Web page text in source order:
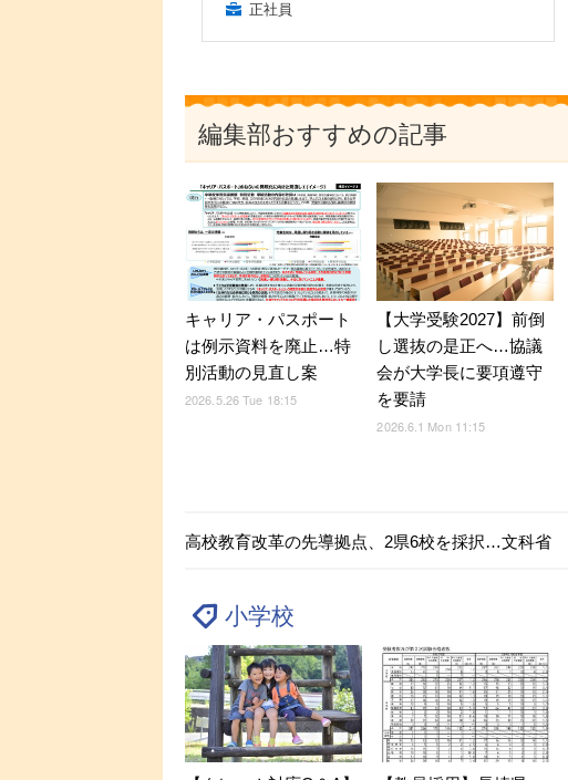
正社員
編集部おすすめの記事
キャリア・パスポート
は例示資料を廃止…特
別活動の見直し案
2026.5.26 Tue 18:15
【大学受験2027】前倒
し選抜の是正へ…協議
会が大学長に要項遵守
を要請
2026.6.1 Mon 11:15
高校教育改革の先導拠点、2県6校を採択…文科省
小学校